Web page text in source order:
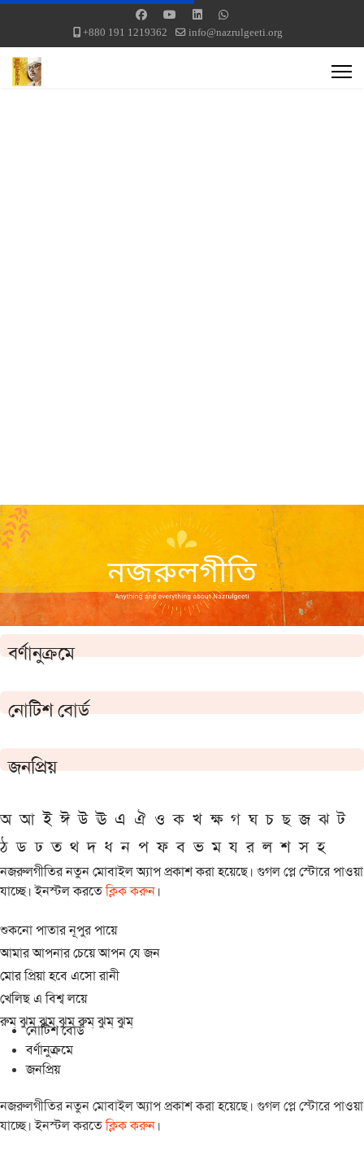
+880 191 1219362 info@nazrulgeeti.org
বর্ণানুক্রমে
নোটিশ বোর্ড
জনপ্রিয়
অ আ ই ঈ উ ঊ এ ঐ ও ক খ ক্ষ গ ঘ চ ছ জ ঝ ট
ঠ ড ঢ ত থ দ ধ ন প ফ ব ভ ম য র ল শ স হ
নজরুলগীতির নতুন মোবাইল অ্যাপ প্রকাশ করা হয়েছে। গুগল প্লে স্টোরে পাওয়া
যাচ্ছে। ইনস্টল করতেক্লিক করুন।
শুকনো পাতার নূপুর পায়ে
আমার আপনার চেয়ে আপন যে জন
মোর প্রিয়া হবে এসো রানী
খেলিছ এ বিশ্ব লয়ে
রুম্ ঝুম্ ঝুম্ ঝুম্ রুম্ ঝুম্ ঝুম্
নোটিশ বোর্ড
বর্ণানুক্রমে
জনপ্রিয়
নজরুলগীতির নতুন মোবাইল অ্যাপ প্রকাশ করা হয়েছে। গুগল প্লে স্টোরে পাওয়া
যাচ্ছে। ইনস্টল করতেক্লিক করুন।